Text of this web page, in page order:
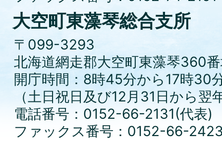
大空町東藻琴総合支所
〒099-3293
北海道網走郡大空町東藻琴360
開庁時間：8時45分から17時30
（土日祝日及び12月31日から
電話番号：0152-66-2131(代表)
ファックス番号：0152-66-